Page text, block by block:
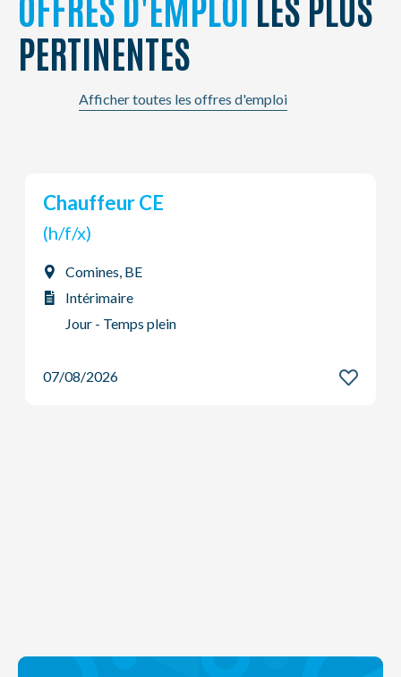
PERTINENTES
Afficher toutes les offres d'emploi
Coffreur
Comines, BE
Intérimaire
Système à 2 équipes
07/08/2026